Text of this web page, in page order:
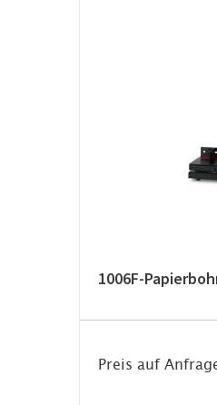
1006F-
Preis auf